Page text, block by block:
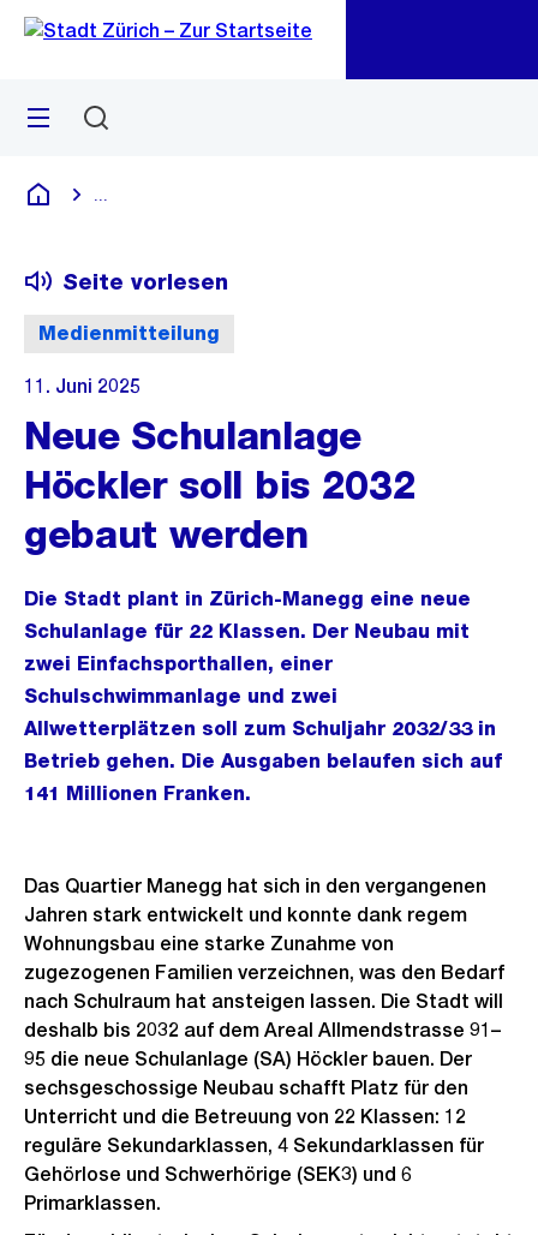
Navigation
Sprunglink
Menü
Deutsch
Medienmitteilung
Seite vorlesen
11. Juni 2025
Neue Schulanlage
Höckler soll bis 2032
gebaut werden
Die Stadt plant in Zürich-Manegg eine neue
Schulanlage für 22 Klassen. Der Neubau mit
zwei Einfachsporthallen, einer
Schulschwimmanlage und zwei
Allwetterplätzen soll zum Schuljahr 2032/33 in
Betrieb gehen. Die Ausgaben belaufen sich auf
141 Millionen Franken.
Das Quartier Manegg hat sich in den vergangenen
Jahren stark entwickelt und konnte dank regem
Wohnungsbau eine starke Zunahme von
zugezogenen Familien verzeichnen, was den Bedarf
nach Schulraum hat ansteigen lassen. Die Stadt will
deshalb bis 2032 auf dem Areal Allmendstrasse 91–
95 die neue Schulanlage (SA) Höckler bauen. Der
sechsgeschossige Neubau schafft Platz für den
Unterricht und die Betreuung von 22 Klassen: 12
reguläre Sekundarklassen, 4 Sekundarklassen für
Gehörlose und Schwerhörige (SEK3) und 6
Primarklassen.